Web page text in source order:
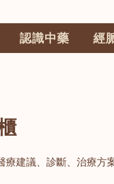
認識中藥 經
療建議、診斷、治療方